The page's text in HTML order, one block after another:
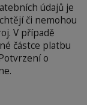
údajů je
či nemohou
V případě
částce platbu
o